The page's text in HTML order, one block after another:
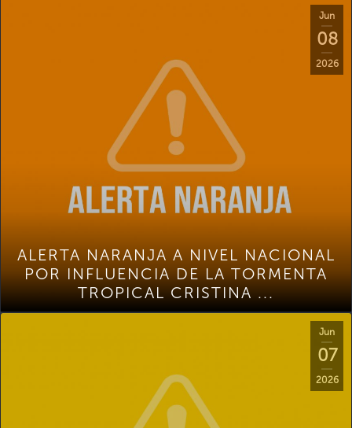
Jun
08
2026
ALERTA NARANJA A NIVEL NACIONAL
POR INFLUENCIA DE LA TORMENTA
TROPICAL CRISTINA ...
Jun
07
2026